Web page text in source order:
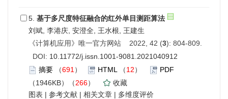
5. 基于多尺度特征融合的红外单目测距算法
刘斌, 李港庆, 安澄全, 王水根, 王建生
《计算机应用》唯一官方网站 2022, 42 (3): 804-809.
DOI: 10.11772/j.issn.1001-9081.2021040912
摘要 （691 ） HTML （12）
PDF
（1946KB）（266）
收藏
图表 | 参考文献 | 相关文章 | 多维度评价